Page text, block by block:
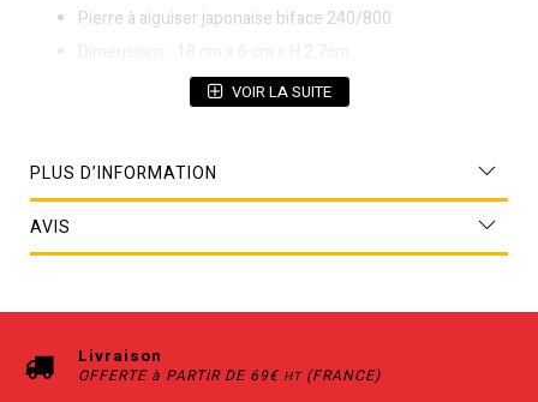
Pierre à aiguiser japonaise biface 240/800
Prise en main confortableVOIR LA SUITE
PLUS D’INFORMATION
AVIS
Livraison
OFFERTE à PARTIR DE 69€ HT(FRANCE)